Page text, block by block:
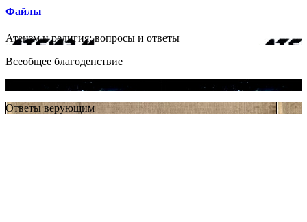
Файлы
Атеизм и религия: вопросы и ответы
Всеобщее благоденствие
Космос: эволюция Вселенной, жизни и цивилизации
Ответы верующим